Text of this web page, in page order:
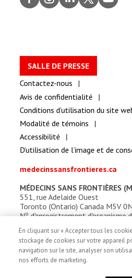
ook
gram dIn
er
be
SALLE DE PRESSE
Contactez-nous
Avis de confidentialité
Conditions d’utilisation du site
Modalité de témoins
Accessibilité
D’utilisation de l’image et de
medecinssansfrontieres.ca
MÉDECINS SANS FRONTIÈRES
551, rue Adelaide Ouest
Toronto (Ontario) Canada M5V
Nod'enregistrement d'organisme
En cliquant sur « Accepter tous les
stockage de cookies sur votre appareil
navigation sur le site, analyser son
nos efforts de marketing.